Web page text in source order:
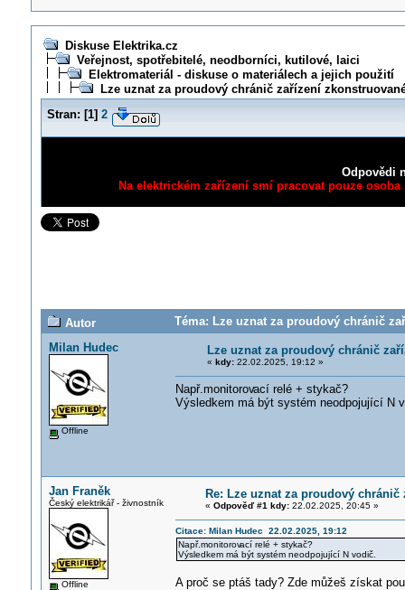
Diskuse Elektrika.cz
Veřejnost, spotřebitelé, neodborníci, kutilové, laici
Elektromateriál - diskuse o materiálech a jejich použití
Lze uznat za proudový chránič zařízení
Stran: [1] 2
Odpovědi
Na elektrickém zařízení smí pracovat pouze
Autor
Téma: Lze uznat za proudový chránič
Milan Hudec
Offline
Lze uznat za proudový chránič
« kdy:22.02.2025, 19:12 »
Např.monitorovací relé + stykač?
Výsledkem má být systém neodpojující N
Jan Franěk
Český elektrikář - živnostník
Offline
Re: Lze uznat za proudový
« Odpověď #1 kdy:22.02.2025, 20:45 »
Citace: Milan Hudec 22.02.2025, 19:12
Např.monitorovací relé + stykač?
Výsledkem má být systém neodpojující N vodič.
A proč se ptáš tady? Zde můžeš získat